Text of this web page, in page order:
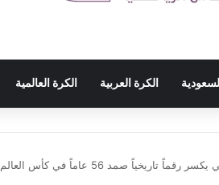
الكرة العربية الكرة العالمية
رقماً تاريخياً صمد 56 عاماً في كأس العالم